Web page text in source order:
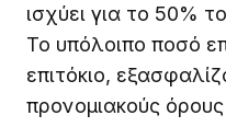
ισχύει για το 50%
Το υπόλοιπο ποσό
επιτόκιο,
προνομιακούς